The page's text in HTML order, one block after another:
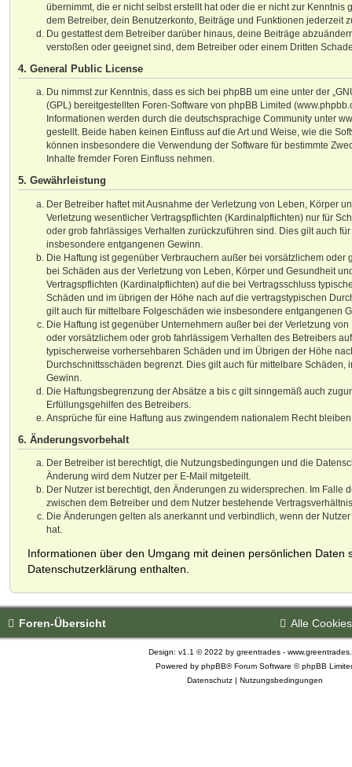
übernimmt, die er nicht selbst erstellt hat oder die er nicht zur Kenntnis
dem Betreiber, dein Benutzerkonto, Beiträge und Funktionen jederzeit
Du gestattest dem Betreiber darüber hinaus, deine Beiträge
verstoßen oder geeignet sind, dem Betreiber oder einem Dritten
4. General Public License
Du nimmst zur Kenntnis, dass es sich bei phpBB um eine unter der „
(GPL) bereitgestellten Foren-Software von phpBB Limited
Informationen werden durch die deutschsprachige Community unter
gestellt. Beide haben keinen Einfluss auf die Art und Weise, wie die
können insbesondere die Verwendung der Software für bestimmte
Inhalte fremder Foren Einfluss nehmen.
5. Gewährleistung
Der Betreiber haftet mit Ausnahme der Verletzung von Leben, Körper
Verletzung wesentlicher Vertragspflichten (Kardinalpflichten) nur für
oder grob fahrlässiges Verhalten zurückzuführen sind. Dies gilt auch
insbesondere entgangenen Gewinn.
Die Haftung ist gegenüber Verbrauchern außer bei vorsätzlichem oder
bei Schäden aus der Verletzung von Leben, Körper und Gesundheit
Vertragspflichten (Kardinalpflichten) auf die bei Vertragsschluss
Schäden und im übrigen der Höhe nach auf die vertragstypischen
gilt auch für mittelbare Folgeschäden wie insbesondere entgangenen
Die Haftung ist gegenüber Unternehmern außer bei der Verletzung
oder vorsätzlichem oder grob fahrlässigem Verhalten des Betreibers
typischerweise vorhersehbaren Schäden und im Übrigen der Höhe
Durchschnittsschäden begrenzt. Dies gilt auch für mittelbare Schäden,
Gewinn.
Die Haftungsbegrenzung der Absätze a bis c gilt sinngemäß auch
Erfüllungsgehilfen des Betreibers.
Ansprüche für eine Haftung aus zwingendem nationalem Recht
6. Änderungsvorbehalt
Der Betreiber ist berechtigt, die Nutzungsbedingungen und die
Änderung wird dem Nutzer per E-Mail mitgeteilt.
Der Nutzer ist berechtigt, den Änderungen zu widersprechen. Im Falle
zwischen dem Betreiber und dem Nutzer bestehende
Die Änderungen gelten als anerkannt und verbindlich, wenn der
hat.
Informationen über den Umgang mit deinen persönlichen Daten
Datenschutzerklärung enthalten.
Foren-Übersicht Alle
Design: v1.1 © 2022 by greentrades -
Powered by phpBB®Forum Software © phpBB
Datenschutz | Nutzungsbedingungen